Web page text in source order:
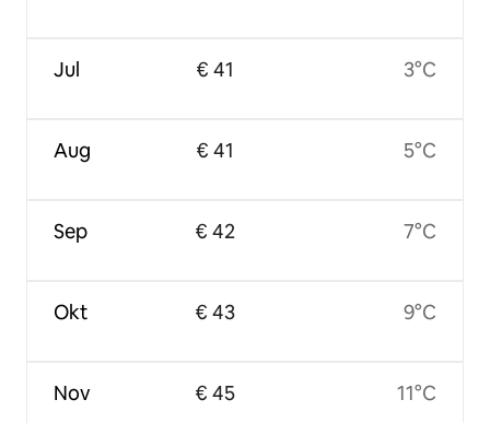
Jul
Aug
Sep
Okt
Nov
€ 41
€ 41
€ 42
€ 43
€ 45
3°C
5°C
7°C
9°C
11°C